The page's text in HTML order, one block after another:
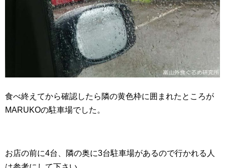
食べ終えてから確認したら隣の黄色枠に囲まれたところが
MARUKOの駐車場でした。
お店の前に4台、隣の奥に3台駐車場があるので行かれる人